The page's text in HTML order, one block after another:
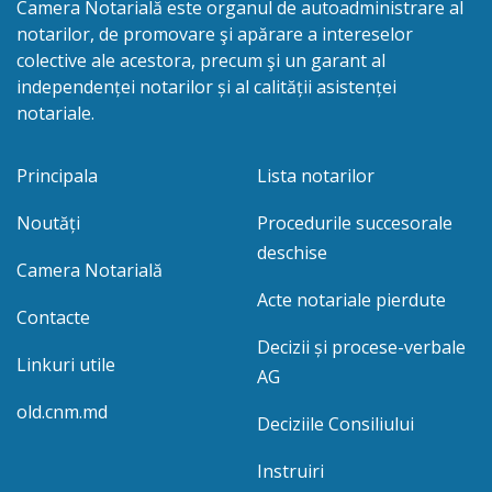
Camera Notarială este organul de autoadministrare al
notarilor, de promovare şi apărare a intereselor
colective ale acestora, precum şi un garant al
independenței notarilor și al calității asistenței
notariale.
Principala
Noutăți
Camera Notarială
Contacte
Linkuri utile
old.cnm.md
Lista notarilor
Procedurile succesorale
deschise
Acte notariale pierdute
Decizii și procese-verbale
AG
Deciziile Consiliului
Instruiri